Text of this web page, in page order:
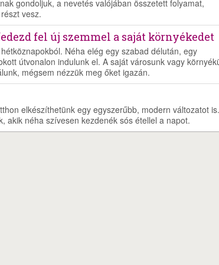
gondoljuk, a nevetés valójában összetett folyamat,
vesz.
fel új szemmel a saját környékedet
Néha elég egy szabad délután, egy
útvonalon indulunk el. A saját városunk vagy
mégsem nézzük meg őket igazán.
elkészíthetünk egy egyszerűbb, modern változatot
akik néha szívesen kezdenék sós étellel a napot.